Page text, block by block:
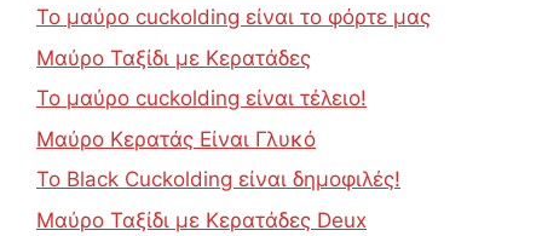
Το μαύρο cuckolding είναι το φόρτε μας
Μαύρο Ταξίδι με Κερατάδες
Το μαύρο cuckolding είναι τέλειο!
Μαύρο Κερατάς Είναι Γλυκό
Το Black Cuckolding είναι δημοφιλές!
Μαύρο Ταξίδι με Κερατάδες Deux